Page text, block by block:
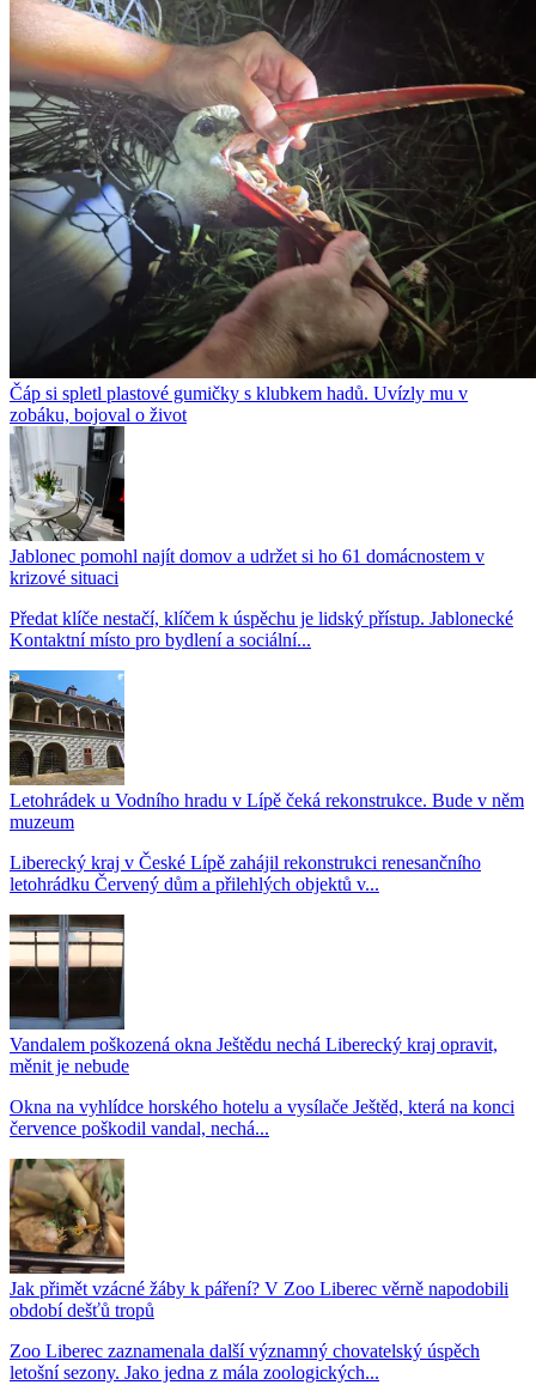
Čáp si spletl plastové gumičky s klubkem hadů. Uvízly mu v
zobáku, bojoval o život
Jablonec pomohl najít domov a udržet si ho 61 domácnostem v
krizové situaci
Předat klíče nestačí, klíčem k úspěchu je lidský přístup. Jablonecké
Kontaktní místo pro bydlení a sociální...
Letohrádek u Vodního hradu v Lípě čeká rekonstrukce. Bude v něm
muzeum
Liberecký kraj v České Lípě zahájil rekonstrukci renesančního
letohrádku Červený dům a přilehlých objektů v...
Vandalem poškozená okna Ještědu nechá Liberecký kraj opravit,
měnit je nebude
Okna na vyhlídce horského hotelu a vysílače Ještěd, která na konci
července poškodil vandal, nechá...
Jak přimět vzácné žáby k páření? V Zoo Liberec věrně napodobili
období dešťů tropů
Zoo Liberec zaznamenala další významný chovatelský úspěch
letošní sezony. Jako jedna z mála zoologických...